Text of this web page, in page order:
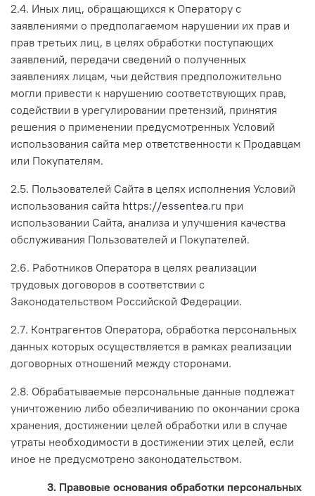
2.4. Иных лиц, обращающихся к Оператору с
заявлениями о предполагаемом нарушении их прав и
прав третьих лиц, в целях обработки поступающих
заявлений, передачи сведений о полученных
заявлениях лицам, чьи действия предположительно
могли привести к нарушению соответствующих прав,
содействии в урегулировании претензий, принятия
решения о применении предусмотренных Условий
использования сайта мер ответственности к Продавцам
или Покупателям.
2.5. Пользователей Сайта в целях исполнения Условий
использования сайта https://essentea.ru при
использовании Сайта, анализа и улучшения качества
обслуживания Пользователей и Покупателей.
2.6. Работников Оператора в целях реализации
трудовых договоров в соответствии с
Законодательством Российской Федерации.
2.7. Контрагентов Оператора, обработка персональных
данных которых осуществляется в рамках реализации
договорных отношений между сторонами.
2.8. Обрабатываемые персональные данные подлежат
уничтожению либо обезличиванию по окончании срока
хранения, достижении целей обработки или в случае
утраты необходимости в достижении этих целей, если
иное не предусмотрено законодательством.
3. Правовые основания обработки персональных